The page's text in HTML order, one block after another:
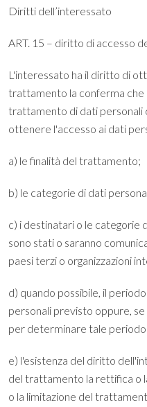
Diritti dell’interessato
ART. 15 – diritto di accesso
L'interessato ha il diritto di
trattamento la conferma che
trattamento di dati personali
ottenere l'accesso ai dati
a) le finalità del trattamento;
b) le categorie di dati
c) i destinatari o le categorie
sono stati o saranno
paesi terzi o organizzazioni
d) quando possibile, il
personali previsto oppure,
per determinare tale
e) l'esistenza del diritto
del trattamento la rettifica o
o la limitazione del